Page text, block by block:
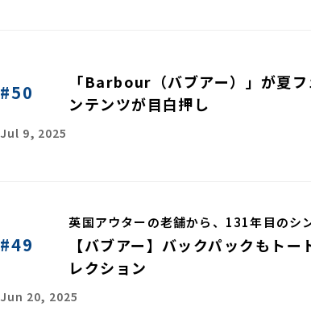
#50
「Barbour（バブアー）」が夏
ンテンツが目白押し
Jul 9, 2025
#49
英国アウターの老舗から、131年目のシ
【バブアー】バックパックもト
レクション
Jun 20, 2025